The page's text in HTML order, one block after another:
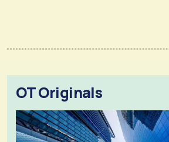
OT Originals